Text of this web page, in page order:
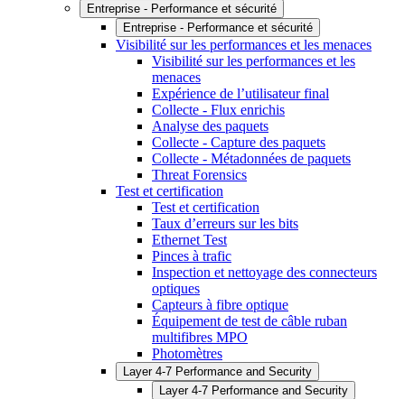
Entreprise - Performance et sécurité
Entreprise - Performance et sécurité
Visibilité sur les performances et les menaces
Visibilité sur les performances et les
menaces
Expérience de l’utilisateur final
Collecte - Flux enrichis
Analyse des paquets
Collecte - Capture des paquets
Collecte - Métadonnées de paquets
Threat Forensics
Test et certification
Test et certification
Taux d’erreurs sur les bits
Ethernet Test
Pinces à trafic
Inspection et nettoyage des connecteurs
optiques
Capteurs à fibre optique
Équipement de test de câble ruban
multifibres MPO
Photomètres
Layer 4-7 Performance and Security
Layer 4-7 Performance and Security